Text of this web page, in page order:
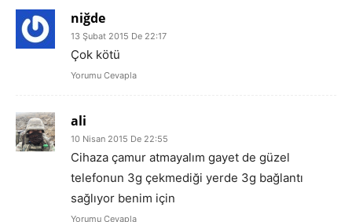
niğde
13 Şubat 2015 De 22:17
Çok kötü
Yorumu Cevapla
ali
10 Nisan 2015 De 22:55
Cihaza çamur atmayalım gayet de güzel
telefonun 3g çekmediği yerde 3g bağlantı
sağlıyor benim için
Yorumu Cevapla